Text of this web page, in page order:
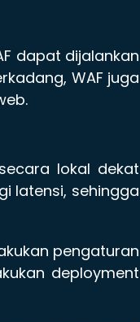
dapat dijalankan
WAF juga
lokal dekat
latensi, sehingga
pengaturan
deployment